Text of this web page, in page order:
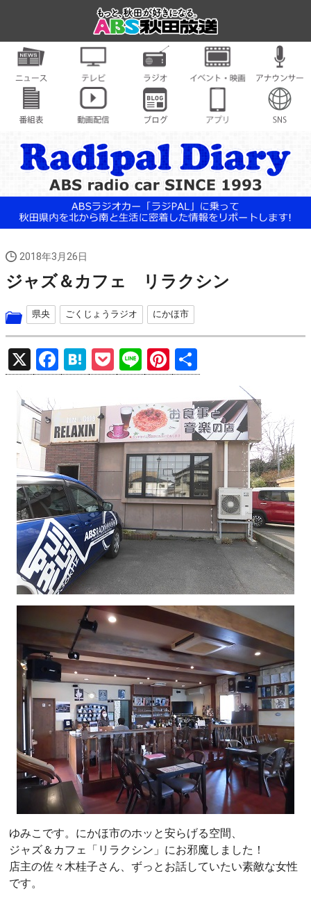
2018年3月26日
ジャズ＆カフェ リラクシン
県央 ごくじょうラジオ にかほ市
X
F
a
ce
b
o
o
k
H
at
e
n
a
P
o
ck
et
Li
n
e
Pi
nt
er
es
t
有
ゆみこです。にかほ市のホッと安らげる空間、
ジャズ＆カフェ「リラクシン」にお邪魔しました！
店主の佐々木桂子さん、ずっとお話していたい素敵な女性
です。